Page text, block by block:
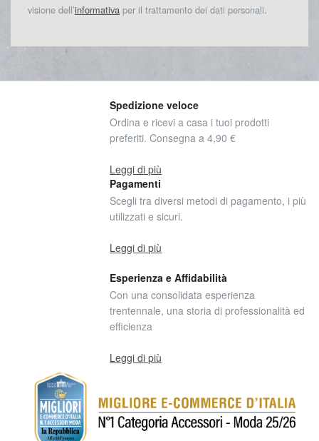
visione dell’informativa per il trattamento dei dati personali.
Spedizione veloce
Ordina e ricevi a casa i tuoi prodotti
preferiti. Consegna a 4,90 €
Leggi di più
Pagamenti
Scegli tra diversi metodi di pagamento, i più
utilizzati e sicuri.
Leggi di più
Esperienza e Affidabilità
Con una consolidata esperienza
trentennale, una storia di professionalità ed
efficienza
Leggi di più